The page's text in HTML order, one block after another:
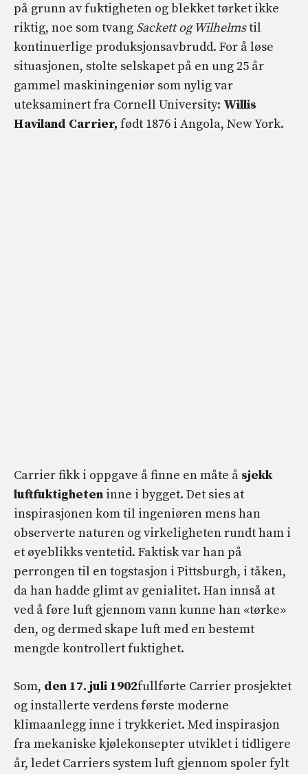
på grunn av fuktigheten og blekket tørket ikke
riktig, noe som tvang Sackett og Wilhelmstil
kontinuerlige produksjonsavbrudd. For å løse
situasjonen, stolte selskapet på en ung 25 år
gammel maskiningeniør som nylig var
uteksaminert fra Cornell University: Willis
Haviland Carrier, født 1876 i Angola, New York.
Carrier fikk i oppgave å finne en måte å sjekk
luftfuktigheten inne i bygget. Det sies at
inspirasjonen kom til ingeniøren mens han
observerte naturen og virkeligheten rundt ham i
et øyeblikks ventetid. Faktisk var han på
perrongen til en togstasjon i Pittsburgh, i tåken,
da han hadde glimt av genialitet. Han innså at
ved å føre luft gjennom vann kunne han «tørke»
den, og dermed skape luft med en bestemt
mengde kontrollert fuktighet.
Som, den 17. juli 1902fullførte Carrier prosjektet
og installerte verdens første moderne
klimaanlegg inne i trykkeriet. Med inspirasjon
fra mekaniske kjølekonsepter utviklet i tidligere
år, ledet Carriers system luft gjennom spoler fylt